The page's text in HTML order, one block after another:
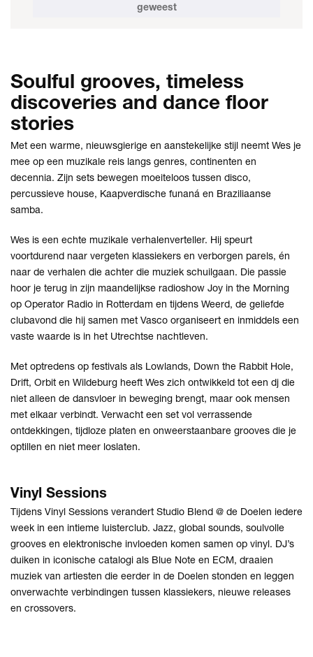
geweest
Soulful grooves, timeless
discoveries and dance floor
stories
Met een warme, nieuwsgierige en aanstekelijke stijl neemt Wes je
mee op een muzikale reis langs genres, continenten en
decennia. Zijn sets bewegen moeiteloos tussen disco,
percussieve house, Kaapverdische funaná en Braziliaanse
samba.
Wes is een echte muzikale verhalenverteller. Hij speurt
voortdurend naar vergeten klassiekers en verborgen parels, én
naar de verhalen die achter die muziek schuilgaan. Die passie
hoor je terug in zijn maandelijkse radioshow Joy in the Morning
op Operator Radio in Rotterdam en tijdens Weerd, de geliefde
clubavond die hij samen met Vasco organiseert en inmiddels een
vaste waarde is in het Utrechtse nachtleven.
Met optredens op festivals als Lowlands, Down the Rabbit Hole,
Drift, Orbit en Wildeburg heeft Wes zich ontwikkeld tot een dj die
niet alleen de dansvloer in beweging brengt, maar ook mensen
met elkaar verbindt. Verwacht een set vol verrassende
ontdekkingen, tijdloze platen en onweerstaanbare grooves die je
optillen en niet meer loslaten.
Vinyl Sessions
Tijdens Vinyl Sessions verandert Studio Blend @ de Doelen iedere
week in een intieme luisterclub. Jazz, global sounds, soulvolle
grooves en elektronische invloeden komen samen op vinyl. DJ’s
duiken in iconische catalogi als Blue Note en ECM, draaien
muziek van artiesten die eerder in de Doelen stonden en leggen
onverwachte verbindingen tussen klassiekers, nieuwe releases
en crossovers.